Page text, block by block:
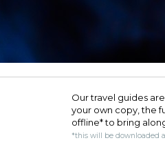
Our travel guides
your own copy, the
offline* to bring
*this will be downloaded